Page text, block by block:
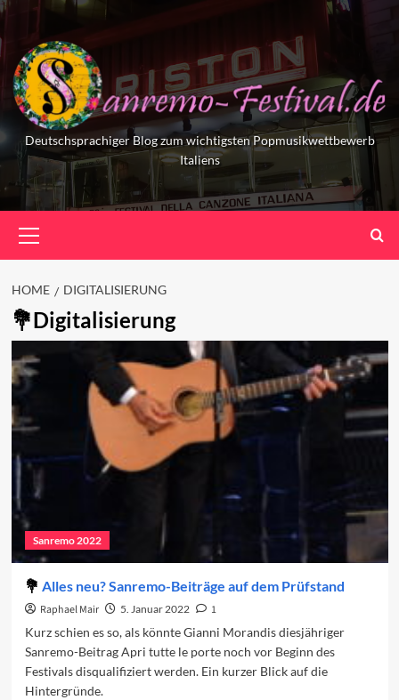
Skip
to
content
Deutschsprachiger Blog zum wichtigsten Popmusikwettbewerb
Italiens
Menu
HOME DIGITALISIERUNG
Digitalisierung
Sanremo 2022
Alles neu? Sanremo-Beiträge auf dem Prüfstand
Raphael Mair 5. Januar 2022
1
Kurz schien es so, als könnte Gianni Morandis diesjähriger
Sanremo-Beitrag Apri tutte le porte noch vor Beginn des
Festivals disqualifiziert werden. Ein kurzer Blick auf die
Hintergründe.